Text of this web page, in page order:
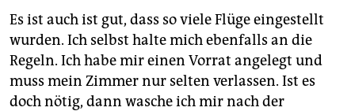
Es ist auch ist gut, dass so viele Flüge eingestellt
wurden. Ich selbst halte mich ebenfalls an die
Regeln. Ich habe mir einen Vorrat angelegt und
muss mein Zimmer nur selten verlassen. Ist es
doch nötig, dann wasche ich mir nach der